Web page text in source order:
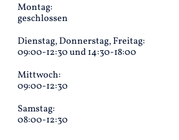
Montag:
geschlossen
Dienstag, Donnerstag, Freitag:
09:00-12:30 und 14:30-18:00
Mittwoch:
09:00-12:30
Samstag:
08:00-12:30